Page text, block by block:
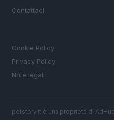
Contattaci
Cookie Policy
Privacy Policy
Note legali
petstory.it è una proprietà di